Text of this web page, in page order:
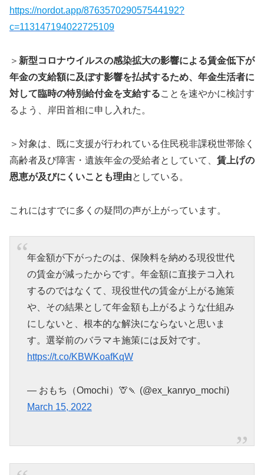
https://nordot.app/876357029057544192?
c=113147194022725109
＞ 新型コロナウイルスの感染拡大の影響による賃金低下が
年金の支給額に及ぼす影響を払拭するため、年金生活者に
対して臨時の特別給付金を支給することを速やかに検討す
るよう、岸田首相に申し入れた。
＞対象は、既に支援が行われている住民税非課税世帯除く
高齢者及び障害・遺族年金の受給者としていて、 賃上げの
恩恵が及びにくいことも理由としている。
これにはすでに多くの疑問の声が上がっています。
年金額が下がったのは、保険料を納める現役世代
の賃金が減ったからです。年金額に直接テコ入れ
するのではなくて、現役世代の賃金が上がる施策
や、その結果として年金額も上がるような仕組み
にしないと、根本的な解決にならないと思いま
す。選挙前のバラマキ施策には反対です。
https://t.co/KBWKoafKqW
— おもち（Omochi）🦒🍡 (@ex_kanryo_mochi)
March 15, 2022